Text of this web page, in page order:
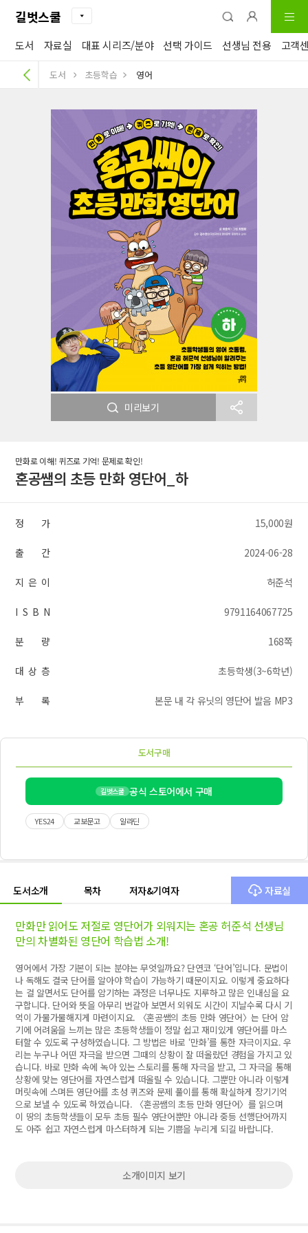
길벗스쿨
도서 자료실 대표 시리즈/분야 선택 가이드 선생님 전용 고객
도서 초등학습 영어
미리보기
만화로 이해! 퀴즈로 기억! 문제로 확인!
혼공쌤의 초등 만화 영단어_하
정 가 15,000원
출 간 2024-06-28
지 은 이 허준석
I S B N 9791164067725
분 량 168쪽
대 상 층 초등학생(3~6학년)
부 록 본문 내 각 유닛의 영단어 발음 MP3
도서구매
길벗스쿨 공식 스토어에서 구매
YES24 교보문고 알라딘
도서소개 목차 저자&기여자 자료실
만화만 읽어도 저절로 영단어가 외워지는 혼공 허준석 선생님
만의 차별화된 영단어 학습법 소개!
영어에서 가장 기본이 되는 분야는 무엇일까요? 단연코 ‘단어’입니다. 문법이
나 독해도 결국 단어를 알아야 학습이 가능하기 때문이지요. 이렇게 중요하다
는 걸 알면서도 단어를 암기하는 과정은 너무나도 지루하고 많은 인내심을 요
구합니다. 단어와 뜻을 아무리 번갈아 보면서 외워도 시간이 지날수록 다시 기
억이 가물가물해지게 마련이지요. 〈혼공쌤의 초등 만화 영단어〉는 단어 암
기에 어려움을 느끼는 많은 초등학생들이 정말 쉽고 재미있게 영단어를 마스
터할 수 있도록 구성하였습니다. 그 방법은 바로 ‘만화’를 통한 자극이지요. 우
리는 누구나 어떤 자극을 받으면 그때의 상황이 잘 떠올랐던 경험을 가지고 있
습니다. 바로 만화 속에 녹아 있는 스토리를 통해 자극을 받고, 그 자극을 통해
상황에 맞는 영단어를 자연스럽게 떠올릴 수 있습니다. 그뿐만 아니라 이렇게
머릿속에 스며든 영단어를 초성 퀴즈와 문제 풀이를 통해 확실하게 장기기억
으로 보낼 수 있도록 하였습니다. 〈혼공쌤의 초등 만화 영단어〉를 읽으며
이 땅의 초등학생들이 모두 초등 필수 영단어뿐만 아니라 중등 선행단어까지
도 아주 쉽고 자연스럽게 마스터하게 되는 기쁨을 누리게 되길 바랍니다.
소개이미지 보기